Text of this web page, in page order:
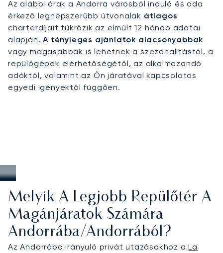
Az alábbi árak a Andorra városból induló és oda
érkező legnépszerűbb útvonalak átlagos
charterdíjait tükrözik az elmúlt 12 hónap adatai
alapján.A tényleges ajánlatok alacsonyabbak
vagy magasabbak is lehetnek a szezonalitástól, a
repülőgépek elérhetőségétől, az alkalmazandó
adóktól, valamint az Ön járatával kapcsolatos
egyedi igényektől függően.
Melyik A Legjobb Repülőtér A
Magánjáratok Számára
Andorrába/Andorrából?
Az Andorrába irányuló privát utazásokhoz aLa